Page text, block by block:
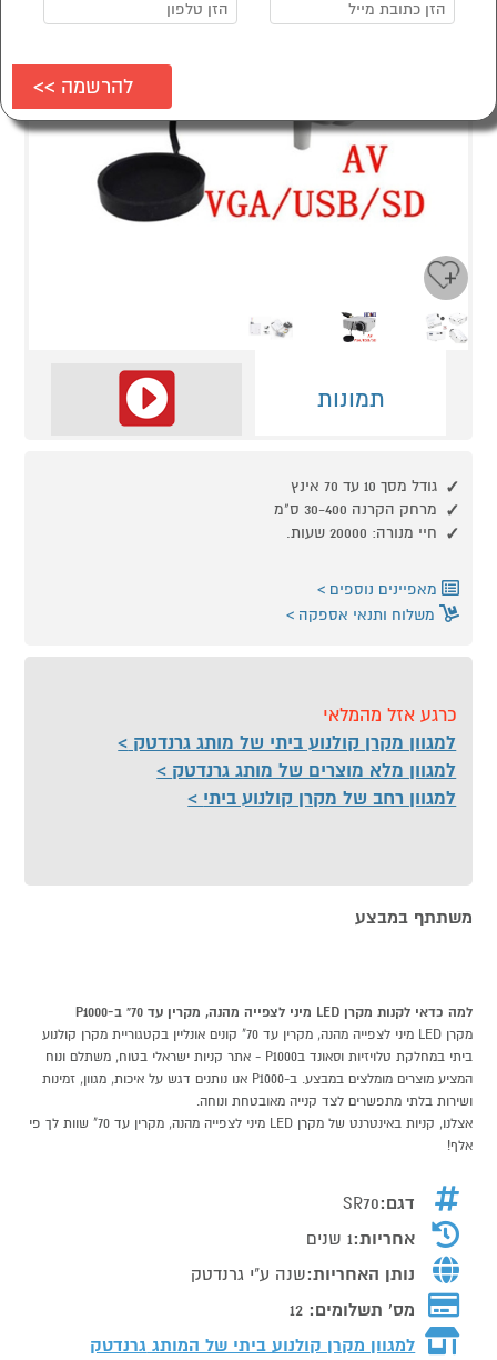
תמונות
גודל מסך 10 עד 70 אינץ
מרחק הקרנה 30-400 ס"מ
חיי מנורה: 20000 שעות.
מאפיינים נוספים
משלוח ותנאי אספקה
כרגע אזל מהמלאי
למגוון מקרן קולנוע ביתי של מותג גרנדטק
למגוון מלא מוצרים של מותג גרנדטק
למגוון רחב של מקרן קולנוע ביתי
משתתף במבצע
למה כדאי לקנות מקרן LED מיני לצפייה מהנה, מקרין עד 70" ב-P1000
מקרן LED מיני לצפייה מהנה, מקרין עד 70" קונים אונליין בקטגוריית מקרן קולנוע
ביתי במחלקת טלויזיות וסאונד בP1000 - אתר קניות ישראלי בטוח, משתלם ונוח
המציע מוצרים מומלצים במבצע. ב-P1000 אנו נותנים דגש על איכות, מגוון, זמינות
ושירות בלתי מתפשרים לצד קנייה מאובטחת ונוחה.
אצלנו, קניות באינטרנט של מקרן LED מיני לצפייה מהנה, מקרין עד 70" שוות לך פי
אלף!
דגם:SR70
אחריות:1 שנים
נותן האחריות:שנה ע"י גרנדטק
מס' תשלומים: 12
למגוון מקרן קולנוע ביתי של המותג גרנדטק